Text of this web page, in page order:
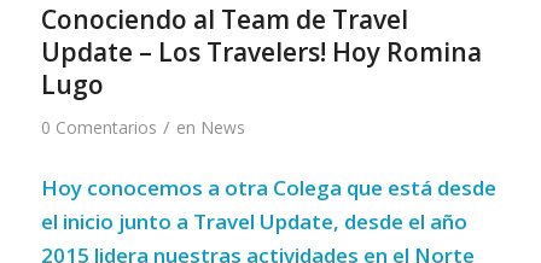
Conociendo al Team de Travel
Update – Los Travelers! Hoy Romina
Lugo
0 Comentarios / en News
Hoy conocemos a otra Colega que está desde
el inicio junto a Travel Update, desde el año
2015 lidera nuestras actividades en el Norte